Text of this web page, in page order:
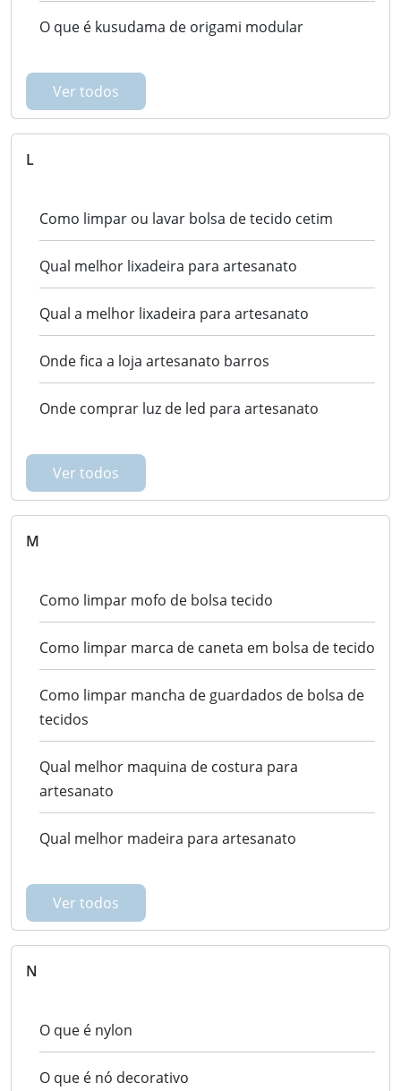
O que é kusudama de origami modular
Ver todos
L
Como limpar ou lavar bolsa de tecido cetim
Qual melhor lixadeira para artesanato
Qual a melhor lixadeira para artesanato
Onde fica a loja artesanato barros
Onde comprar luz de led para artesanato
Ver todos
M
Como limpar mofo de bolsa tecido
Como limpar marca de caneta em bolsa de tecido
Como limpar mancha de guardados de bolsa de
tecidos
Qual melhor maquina de costura para
artesanato
Qual melhor madeira para artesanato
Ver todos
N
O que é nylon
O que é nó decorativo